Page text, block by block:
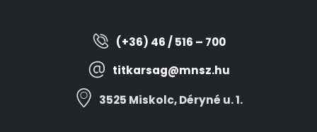
(+36) 46 / 516 – 700
titkarsag@mnsz.hu
3525 Miskolc, Déryné u. 1.